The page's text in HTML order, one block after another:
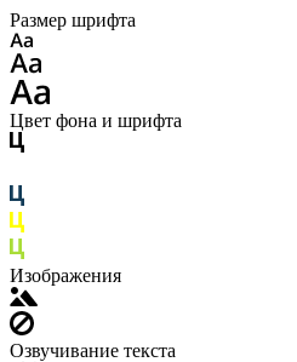
Размер шрифта
Цвет фона и шрифта
Изображения
Озвучивание текста